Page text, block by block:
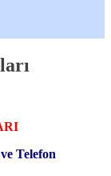
Telefon